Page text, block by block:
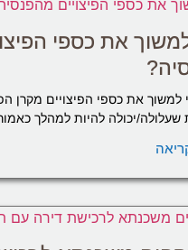
את כספי
למשוך את כספי הפיצויים מקרן
יכולה להיות למהלך